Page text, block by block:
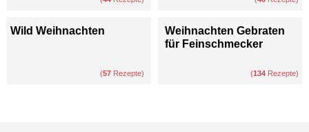
Wild Weihnachten
(57 Rezepte)
Weihnachten Gebraten
für Feinschmecker
(134 Rezepte)